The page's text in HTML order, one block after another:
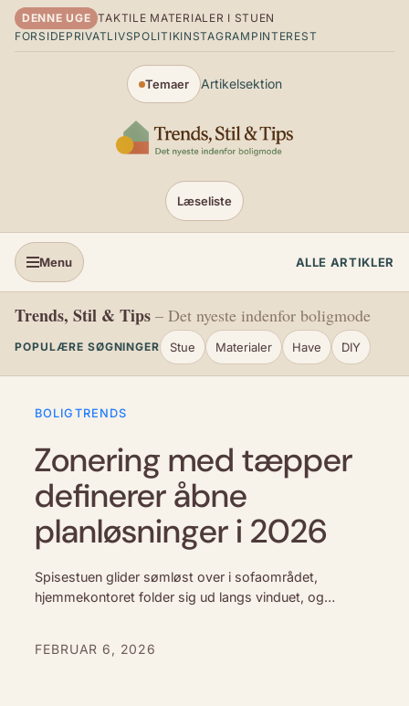
Spring til indhold
DENNE UGE TAKTILE MATERIALER I STUEN
FORSIDEPRIVATLIVSPOLITIKINSTAGRAM PINTEREST
Temaer Artikelsektion
Læseliste
Menu ALLE ARTIKLER
Trends, Stil & Tips – Det nyeste indenfor boligmode
POPULÆRE SØGNINGER Stue Materialer Have DIY
BOLIGTRENDS
Zonering med tæpper
definerer åbne
planløsninger i 2026
Spisestuen glider sømløst over i sofaområdet,
hjemmekontoret folder sig ud langs vinduet, og
…
FEBRUAR 6, 2026